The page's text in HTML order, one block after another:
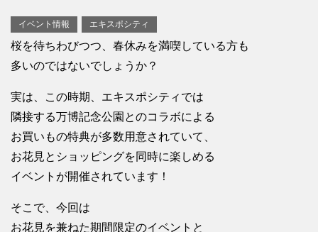
イベント情報 エキスポシティ
桜を待ちわびつつ、春休みを満喫している方も
多いのではないでしょうか？
実は、この時期、エキスポシティでは
隣接する万博記念公園とのコラボによる
お買いもの特典が多数用意されていて、
お花見とショッピングを同時に楽しめる
イベントが開催されています！
そこで、今回は
お花見を兼ねた期間限定のイベントと